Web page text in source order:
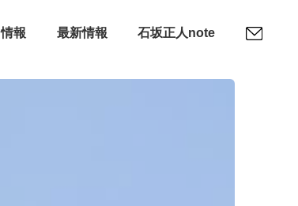
報 最新情報 石坂正人note